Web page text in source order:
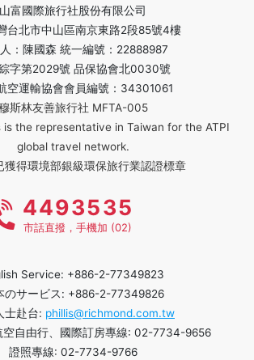
山富國際旅行社股份有限公司
台北市中山區南京東路2段85號4樓
：陳國森 統一編號：22888987
字第2029號 品保協會北0030號
空運輸協會會員編號：34301061
斯林友善旅行社 MFTA-005
is the representative in Taiwan for the ATPI
global travel network.
獲得環境部銀級環保旅行業認證標章
4493535
市話直撥，手機加 (02)
Service: +886-2-77349823
のサービス: +886-2-77349826
士赴台: phillis@richmond.com.tw
空自由行、國際訂房專線: 02-7734-9656
證照專線: 02-7734-9766